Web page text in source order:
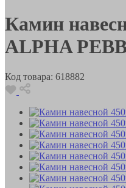
Камин
ALPHA
Код товара: 618882